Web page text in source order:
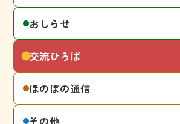
おしらせ
交流ひろば
ほのぼの通信